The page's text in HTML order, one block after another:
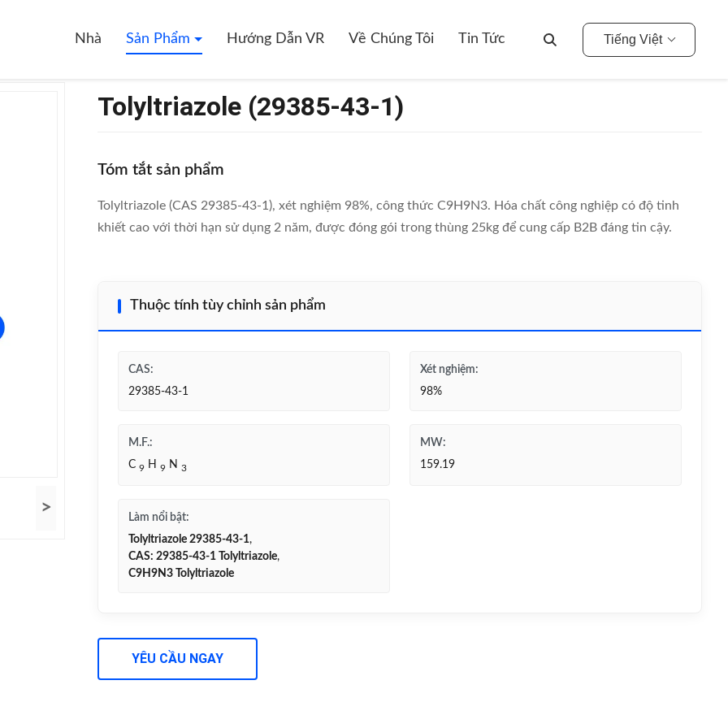
Nhà Sản Phẩm Hướng Dẫn VR Về Chúng Tôi Tin Tức Tiếng Việt
>
Tolyltriazole (29385-43-1)
Tóm tắt sản phẩm
Tolyltriazole (CAS 29385-43-1), xét nghiệm 98%, công thức C9H9N3. Hóa chất công nghiệp có độ tinh
khiết cao với thời hạn sử dụng 2 năm, được đóng gói trong thùng 25kg để cung cấp B2B đáng tin cậy.
Thuộc tính tùy chỉnh sản phẩm
CAS:
29385-43-1
Xét nghiệm:
98%
M.F.:
C 9 H 9 N 3
MW:
159.19
Làm nổi bật:
Tolyltriazole 29385-43-1,
CAS: 29385-43-1 Tolyltriazole,
C9H9N3 Tolyltriazole
YÊU CẦU NGAY